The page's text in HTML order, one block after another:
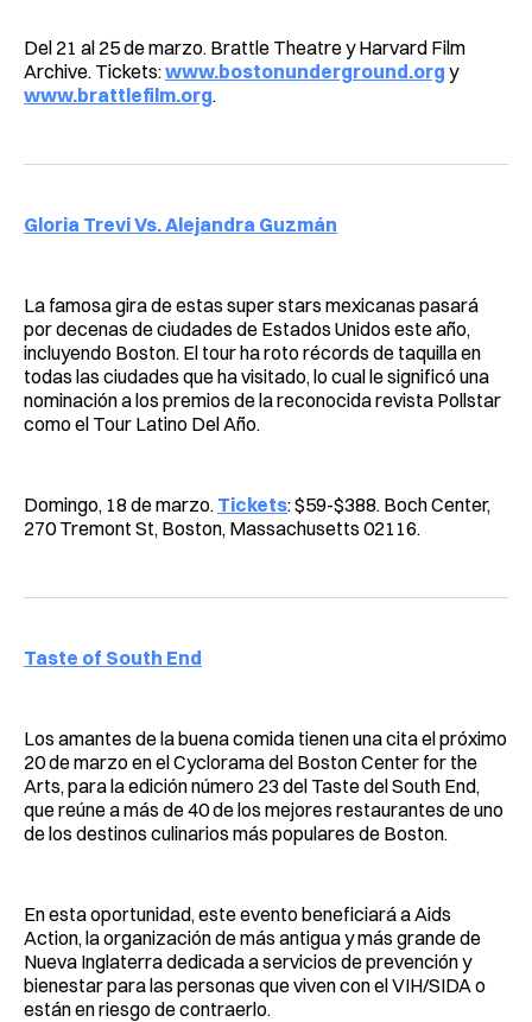
Del 21 al 25 de marzo. Brattle Theatre y Harvard Film
Archive. Tickets:www.bostonunderground.org y
www.brattlefilm.org.
Gloria Trevi Vs. Alejandra Guzmán
La famosa gira de estas super stars mexicanas pasará
por decenas de ciudades de Estados Unidos este año,
incluyendo Boston. El tour ha roto récords de taquilla en
todas las ciudades que ha visitado, lo cual le significó una
nominación a los premios de la reconocida revista Pollstar
como el Tour Latino Del Año.
Domingo, 18 de marzo. Tickets: $59-$388. Boch Center,
270 Tremont St, Boston, Massachusetts 02116.
Taste of South End
Los amantes de la buena comida tienen una cita el próximo
20 de marzo en el Cyclorama del Boston Center for the
Arts, para la edición número 23 del Taste del South End,
que reúne a más de 40 de los mejores restaurantes de uno
de los destinos culinarios más populares de Boston.
En esta oportunidad, este evento beneficiará a Aids
Action, la organización de más antigua y más grande de
Nueva Inglaterra dedicada a servicios de prevención y
bienestar para las personas que viven con el VIH/SIDA o
están en riesgo de contraerlo.